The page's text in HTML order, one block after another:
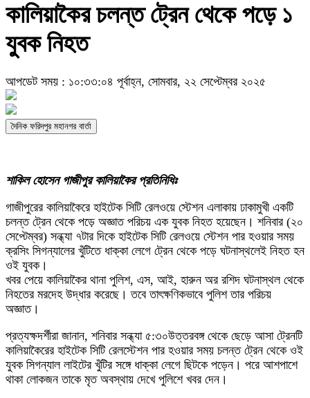
কালিয়াকৈর চলন্ত ট্রেন থেকে পড়ে ১
যুবক নিহত
আপডেট সময় : ১০:৩৩:০৪ পূর্বাহ্ন, সোমবার, ২২ সেপ্টেম্বর ২০২৫
দৈনিক ফরিদপুর মহানগর বার্তা
শাকিল হোসেন গাজীপুর কালিয়াকৈর প্রতিনিধিঃ
গাজীপুরের কালিয়াকৈরে হাইটেক সিটি রেলওয়ে স্টেশন এলাকায় ঢাকামুখী একটি
চলন্ত ট্রেন থেকে পড়ে অজ্ঞাত পরিচয় এক যুবক নিহত হয়েছেন। শনিবার (২০
সেপ্টেম্বর) সন্ধ্যা ৭টার দিকে হাইটেক সিটি রেলওয়ে স্টেশন পার হওয়ার সময়
ক্রসিং সিগন্যালের খুঁটিতে ধাক্কা লেগে ট্রেন থেকে পড়ে ঘটনাস্থলেই নিহত হন
ওই যুবক।
খবর পেয়ে কালিয়াকৈর থানা পুলিশ, এস, আই, হারুন অর রশিদ ঘটনাস্থল থেকে
নিহতের মরদেহ উদ্ধার করেছে। তবে তাৎক্ষণিকভাবে পুলিশ তার পরিচয়
অজ্ঞাত।
প্রত্যক্ষদর্শীরা জানান, শনিবার সন্ধ্যা ৫:৩০উত্তরবঙ্গ থেকে ছেড়ে আসা ট্রেনটি
কালিয়াকৈরের হাইটেক সিটি রেলস্টেশন পার হওয়ার সময় চলন্ত ট্রেন থেকে ওই
যুবক সিগন্যাল লাইটের খুঁটির সঙ্গে ধাক্কা লেগে ছিটকে পড়েন। পরে আশপাশে
থাকা লোকজন তাকে মৃত অবস্থায় দেখে পুলিশে খবর দেন।